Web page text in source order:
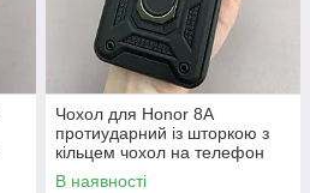
Чохол для Honor 8A
протиударний із шторкою з
кільцем чохол на телефон
хонор 8а чорний crt
В наявності